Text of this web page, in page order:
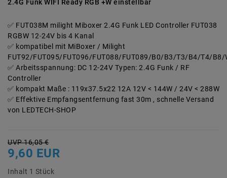
2.4G Funk WIFI Ready RGB +W einstellbar
FUT038M milight Miboxer 2.4G Funk LED Controller FUT038
RGBW 12-24V bis 4 Kanal
kompatibel mit MiBoxer / Milight
FUT92/FUT095/FUT096/FUT088/FUT089/B0/B3/T3/B4/T4/B8/
Arbeitsspannung: DC 12-24V Typen: 2.4G Funk / RF
Controller
kompakt Maße : 119x37.5x22 12A 12V < 144W / 24V < 288W
Effektive Empfangsentfernung fast 30m , schnelle Versand
von LEDTECH-SHOP
UVP 16,05 €
9,60 EUR
Inhalt 1 Stück